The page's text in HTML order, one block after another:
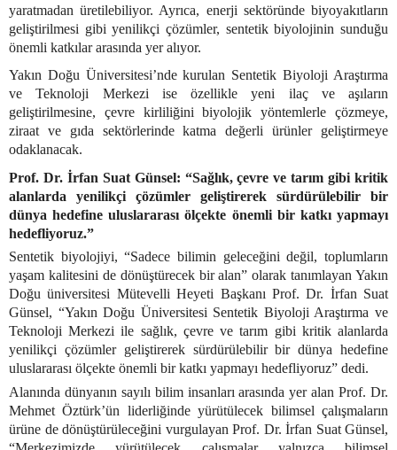
yaratmadan üretilebiliyor. Ayrıca, enerji sektöründe biyoyakıtların
geliştirilmesi gibi yenilikçi çözümler, sentetik biyolojinin sunduğu
önemli katkılar arasında yer alıyor.
Yakın Doğu Üniversitesi’nde kurulan Sentetik Biyoloji Araştırma
ve Teknoloji Merkezi ise özellikle yeni ilaç ve aşıların
geliştirilmesine, çevre kirliliğini biyolojik yöntemlerle çözmeye,
ziraat ve gıda sektörlerinde katma değerli ürünler geliştirmeye
odaklanacak.
Prof. Dr. İrfan Suat Günsel: “Sağlık, çevre ve tarım gibi kritik
alanlarda yenilikçi çözümler geliştirerek sürdürülebilir bir
dünya hedefine uluslararası ölçekte önemli bir katkı yapmayı
hedefliyoruz.”
Sentetik biyolojiyi, “Sadece bilimin geleceğini değil, toplumların
yaşam kalitesini de dönüştürecek bir alan” olarak tanımlayan Yakın
Doğu üniversitesi Mütevelli Heyeti Başkanı Prof. Dr. İrfan Suat
Günsel, “Yakın Doğu Üniversitesi Sentetik Biyoloji Araştırma ve
Teknoloji Merkezi ile sağlık, çevre ve tarım gibi kritik alanlarda
yenilikçi çözümler geliştirerek sürdürülebilir bir dünya hedefine
uluslararası ölçekte önemli bir katkı yapmayı hedefliyoruz” dedi.
Alanında dünyanın sayılı bilim insanları arasında yer alan Prof. Dr.
Mehmet Öztürk’ün liderliğinde yürütülecek bilimsel çalışmaların
ürüne de dönüştürüleceğini vurgulayan Prof. Dr. İrfan Suat Günsel,